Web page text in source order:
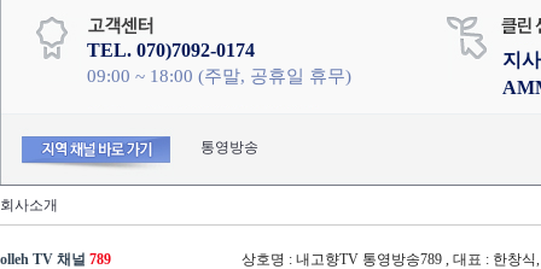
TEL. 070)7092-0174
09:00 ~ 18:00 (주말, 공휴일 휴무)
지
통영방송
회사소개
olleh TV 채널 789
상호명 : 내고향TV 통영방송789 , 대표 : 한창식